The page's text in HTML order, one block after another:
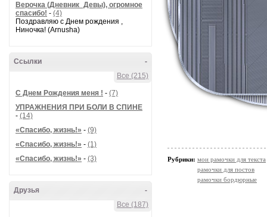
Верочка (Дневник_Девы), огромное
спасибо! - (4)
Поздравляю с Днем рождения ,
Ниночка! (Arnusha)
-
Ссылки
Все (215)
С Днем Рождения меня ! - (7)
УПРАЖНЕНИЯ ПРИ БОЛИ В СПИНЕ
- (14)
«Спасибо, жизнь!» - (9)
«Спасибо, жизнь!» - (1)
«Спасибо, жизнь!» - (3)
-
Друзья
Все (187)
Рубрики: мои рамочки для текста
рамочки для постов
рамочки бордюрные